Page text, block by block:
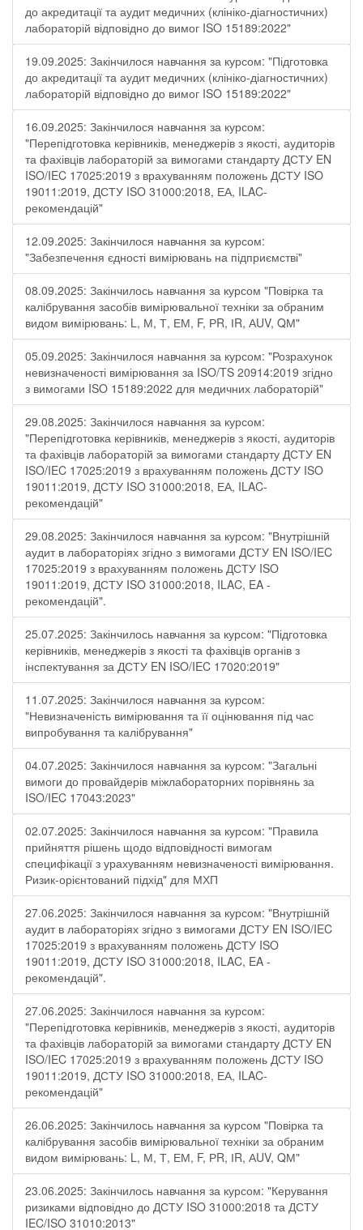
до акредитації та аудит медичних (клініко-діагностичних)
лабораторій відповідно до вимог ISO 15189:2022"
19.09.2025: Закінчилося навчання за курсом: "Підготовка
до акредитації та аудит медичних (клініко-діагностичних)
лабораторій відповідно до вимог ISO 15189:2022"
16.09.2025: Закінчилося навчання за курсом:
"Перепідготовка керівників, менеджерів з якості, аудиторів
та фахівців лабораторій за вимогами стандарту ДСТУ EN
ISO/IEC 17025:2019 з врахуванням положень ДСТУ ISO
19011:2019, ДСТУ ISO 31000:2018, ЕА, ILAC-
рекомендацій"
12.09.2025: Закінчилося навчання за курсом:
"Забезпечення єдності вимірювань на підприємстві"
08.09.2025: Закінчилось навчання за курсом "Повірка та
калібрування засобів вимірювальної техніки за обраним
видом вимірювань: L, М, Т, ЕМ, F, РR, ІR, АUV, QМ"
05.09.2025: Закінчилося навчання за курсом: "Розрахунок
невизначеності вимірювання за ISO/TS 20914:2019 згідно
з вимогами ISO 15189:2022 для медичних лабораторій"
29.08.2025: Закінчилося навчання за курсом:
"Перепідготовка керівників, менеджерів з якості, аудиторів
та фахівців лабораторій за вимогами стандарту ДСТУ EN
ISO/IEC 17025:2019 з врахуванням положень ДСТУ ISO
19011:2019, ДСТУ ISO 31000:2018, ЕА, ILAC-
рекомендацій"
29.08.2025: Закінчилося навчання за курсом: "Внутрішній
аудит в лабораторіях згідно з вимогами ДСТУ EN ISO/IEC
17025:2019 з врахуванням положень ДСТУ ISO
19011:2019, ДСТУ ISO 31000:2018, ILAC, EA -
рекомендацій".
25.07.2025: Закінчилось навчання за курсом: "Підготовка
керівників, менеджерів з якості та фахівців органів з
інспектування за ДСТУ EN ISO/IEC 17020:2019"
11.07.2025: Закінчилося навчання за курсом:
"Невизначеність вимірювання та її оцінювання під час
випробування та калібрування"
04.07.2025: Закінчилося навчання за курсом: "Загальні
вимоги до провайдерів міжлабораторних порівнянь за
ISO/IEC 17043:2023"
02.07.2025: Закінчилося навчання за курсом: "Правила
прийняття рішень щодо відповідності вимогам
специфікації з урахуванням невизначеності вимірювання.
Ризик-орієнтований підхід" для МХП
27.06.2025: Закінчилося навчання за курсом: "Внутрішній
аудит в лабораторіях згідно з вимогами ДСТУ EN ISO/IEC
17025:2019 з врахуванням положень ДСТУ ISO
19011:2019, ДСТУ ISO 31000:2018, ILAC, EA -
рекомендацій".
27.06.2025: Закінчилося навчання за курсом:
"Перепідготовка керівників, менеджерів з якості, аудиторів
та фахівців лабораторій за вимогами стандарту ДСТУ EN
ISO/IEC 17025:2019 з врахуванням положень ДСТУ ISO
19011:2019, ДСТУ ISO 31000:2018, ЕА, ILAC-
рекомендацій"
26.06.2025: Закінчилось навчання за курсом "Повірка та
калібрування засобів вимірювальної техніки за обраним
видом вимірювань: L, М, Т, ЕМ, F, РR, ІR, АUV, QМ"
23.06.2025: Закінчилось навчання за курсом: "Керування
ризиками відповідно до ДСТУ ISO 31000:2018 та ДСТУ
IEC/ISO 31010:2013"